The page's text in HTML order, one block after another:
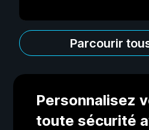
Parcourir
Personnalisez
toute sécurité